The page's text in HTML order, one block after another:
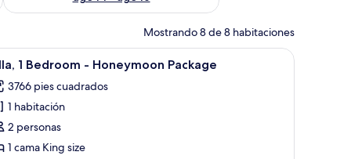
Mostrando 8 de 8 habitaciones
al fondo.
pérgola y zona de estar. Un dormitorio moderno con una cama
39 1 Bedroom - Honeymoon Package
3766 pies cuadrados
1 habitación
2 personas
1 cama King size